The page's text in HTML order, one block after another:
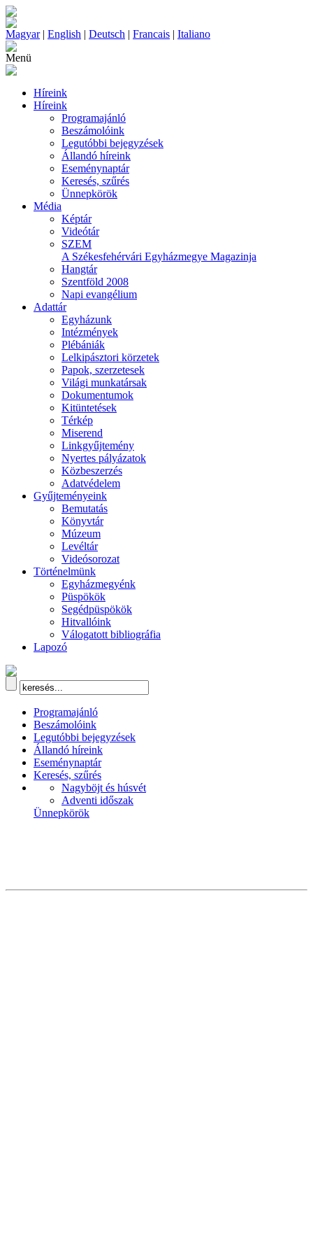
Magyar| English | Deutsch | Francais | Italiano
Menü
Híreink
Híreink
Programajánló
Beszámolóink
Legutóbbi bejegyzések
Állandó híreink
Eseménynaptár
Keresés, szűrés
Ünnepkörök
Média
Képtár
Videótár
SZEM
A Székesfehérvári Egyházmegye Magazinja
Hangtár
Szentföld 2008
Napi evangélium
Adattár
Egyházunk
Intézmények
Plébániák
Lelkipásztori körzetek
Papok, szerzetesek
Világi munkatársak
Dokumentumok
Kitüntetések
Térkép
Miserend
Linkgyűjtemény
Nyertes pályázatok
Közbeszerzés
Adatvédelem
Gyűjteményeink
Bemutatás
Könyvtár
Múzeum
Levéltár
Videósorozat
Történelmünk
Egyházmegyénk
Püspökök
Segédpüspökök
Hitvallóink
Válogatott bibliográfia
Lapozó
Programajánló
Beszámolóink
Legutóbbi bejegyzések
Állandó híreink
Eseménynaptár
Keresés, szűrés
Nagyböjt és húsvét
Adventi időszak
Ünnepkörök